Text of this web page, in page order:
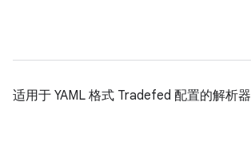
适用于 YAML 格式 Tradefed 配置的解析器